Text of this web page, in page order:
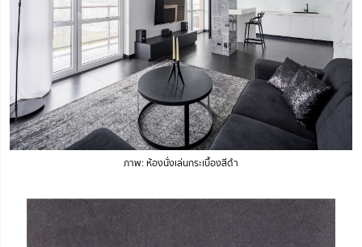
ภาพ: ห้องนั่งเล่นกระเบื้องสีดำ